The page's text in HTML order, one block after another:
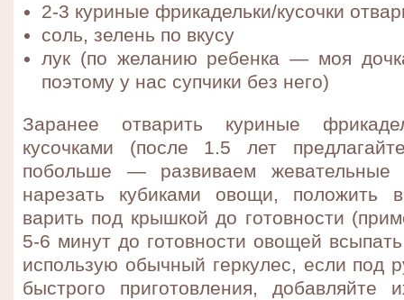
2-3 куриные фрикадельки/кусочки
соль, зелень по вкусу
лук (по желанию ребенка — моя
поэтому у нас супчики без него)
Заранее отварить куриные
кусочками (после 1.5 лет
побольше — развиваем жевательные
нарезать кубиками овощи,
варить под крышкой до готовности
5-6 минут до готовности овощей
использую обычный геркулес, если под
быстрого приготовления, добавляйте